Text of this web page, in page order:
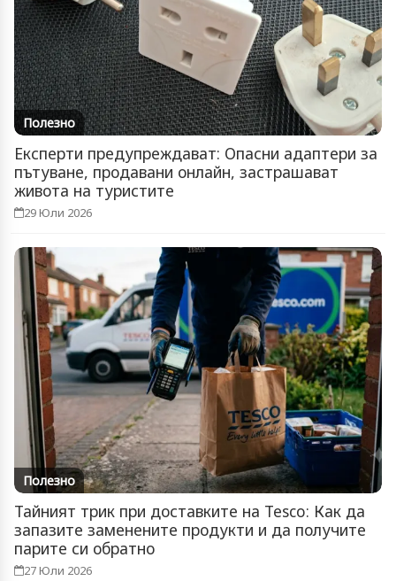
Полезно
Експерти предупреждават: Опасни адаптери за
пътуване, продавани онлайн, застрашават
живота на туристите
29 Юли 2026
Полезно
Тайният трик при доставките на Tesco: Как да
запазите заменените продукти и да получите
парите си обратно
27 Юли 2026